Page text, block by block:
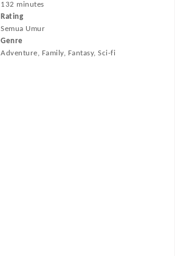
132 minutes
Rating
Semua Umur
Genre
Adventure, Family, Fantasy, Sci-fi